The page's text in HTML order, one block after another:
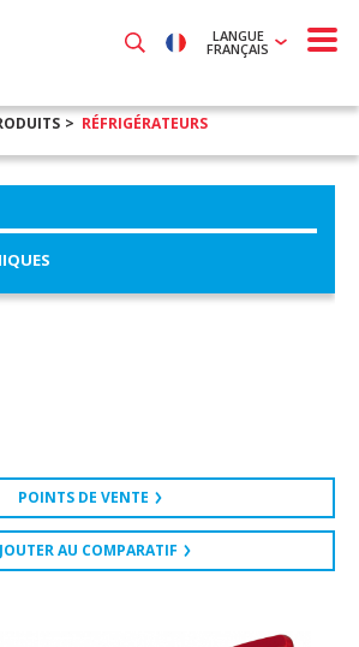
LANGUE
FRANÇAIS
RÉFRIGÉRATEURS
POINTS DE VENTE
AU COMPARATIF